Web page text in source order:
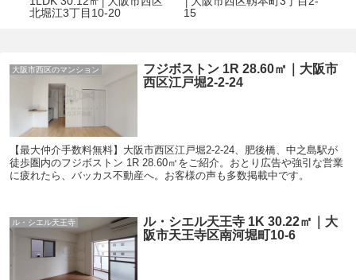
北堀江3丁目10-20
15
大阪市西区のマンション
フジボストン 1R 28.60㎡｜大阪市
西区江戸堀2-2-24
【最大仲介手数料無料】大阪市西区江戸堀2-2-24、肥後橋、中之島駅が
徒歩圏内のフジボストン 1R 28.60㎡をご紹介。おとり広告や強引な営業
に疲れたら、バッカス不動産へ。お客様の声も多数掲載中です。
ル・シエル天王寺
ル・シエル天王寺 1K 30.22㎡｜大
阪市天王寺区南河堀町10-6